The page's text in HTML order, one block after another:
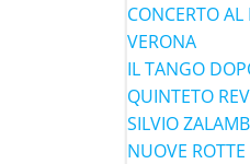
CONCERTO
VERONA
IL TANGO
QUINTETO
SILVIO
NUOVE